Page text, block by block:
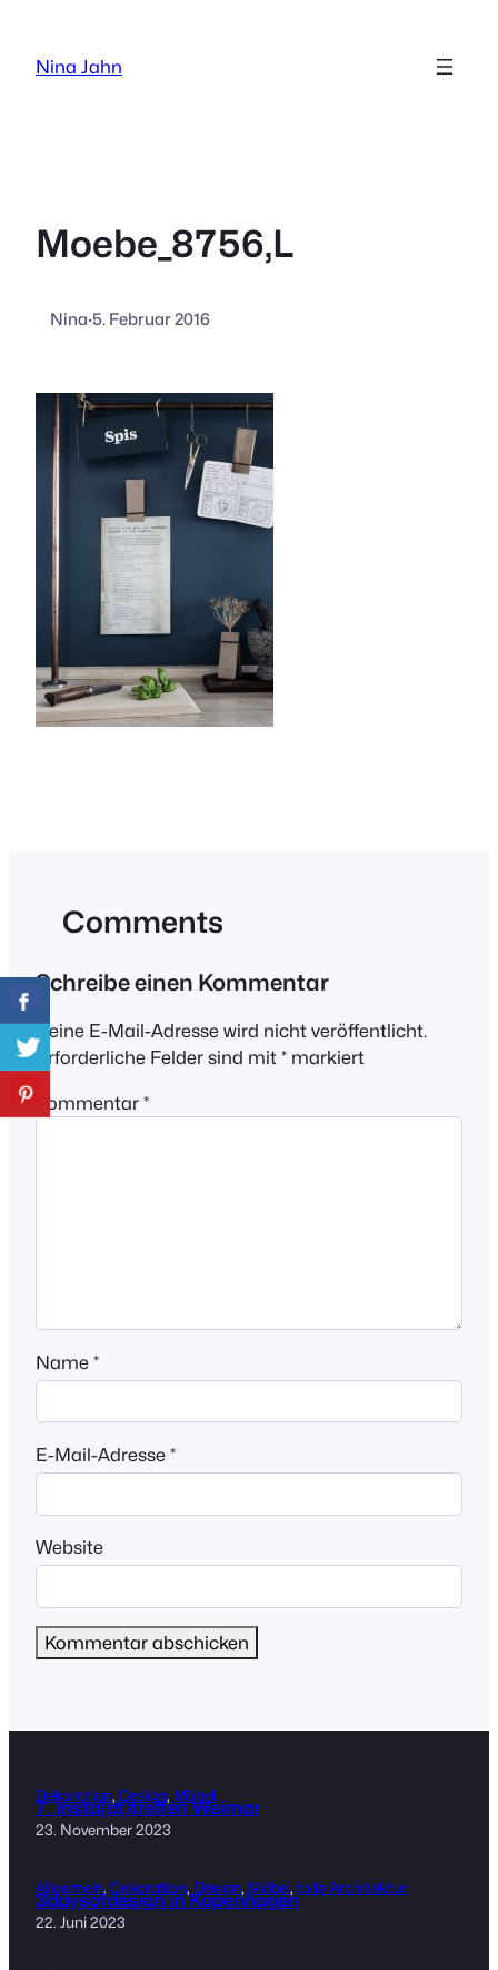
springen
Nina Jahn
Moebe_8756,L
Nina·5. Februar 2016
Comments
Schreibe einen Kommentar
Deine E-Mail-Adresse wird nicht veröffentlicht.
Erforderliche Felder sind mit * markiert
Kommentar *
Name *
E-Mail-Adresse *
Website
Dekoration, Design, Möbel
7. Insta(dt)treffen Weimar
23. November 2023
Allgemein, Dekoration, Design, Möbel, tolle Architektur
3daysofdesign in Kopenhagen
22. Juni 2023